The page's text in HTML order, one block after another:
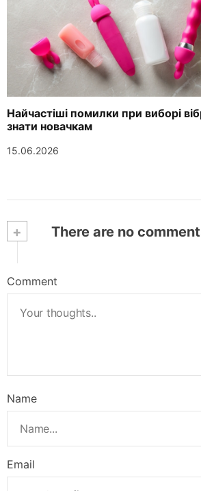
Найчастіші помилки при виборі
знати новачкам
15.06.2026
+ There are no
Comment
Name
Email